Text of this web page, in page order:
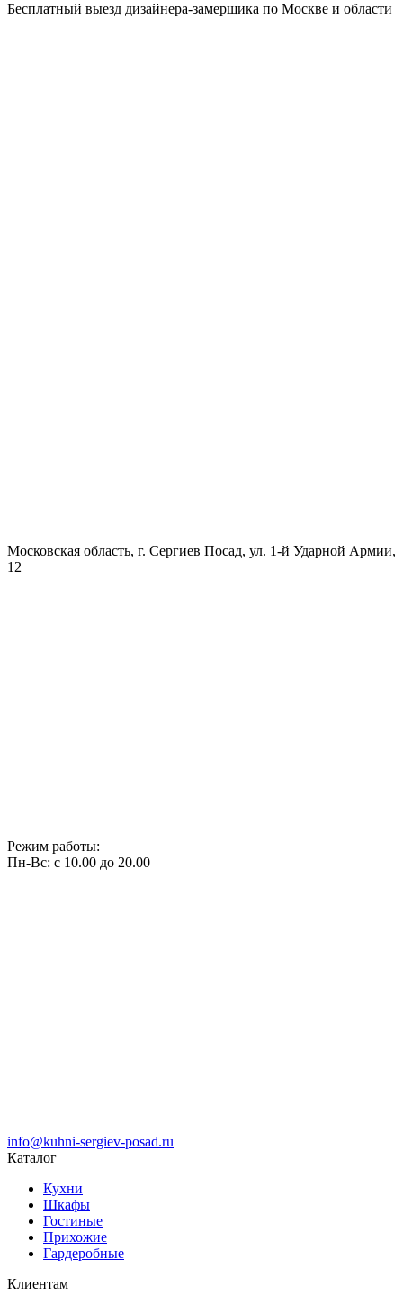
Бесплатный выезд дизайнера-замерщика по Москве и области
Московская область, г. Сергиев Посад, ул. 1-й Ударной Армии,
12
Режим работы:
Пн-Вс: с 10.00 до 20.00
info@kuhni-sergiev-posad.ru
Каталог
Кухни
Шкафы
Гостиные
Прихожие
Гардеробные
Клиентам